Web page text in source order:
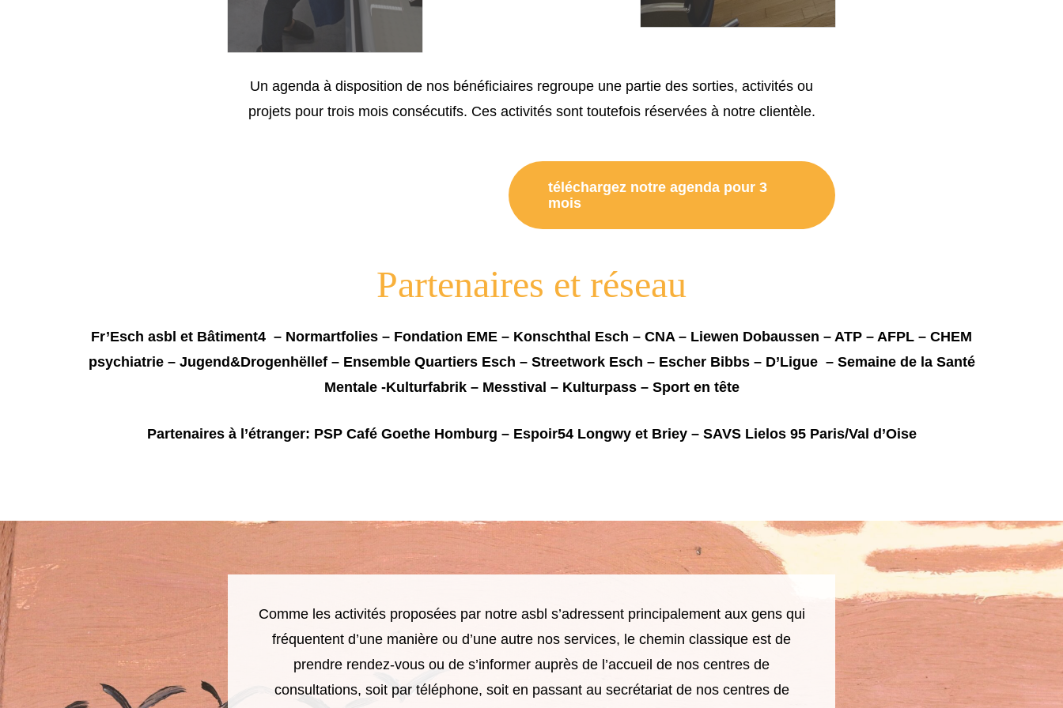
Un agenda à disposition de nos bénéficiaires regroupe une partie des sorties, activités ou
projets pour trois mois consécutifs. Ces activités sont toutefois réservées à notre clientèle.
téléchargez notre agenda pour 3
mois
Partenaires et réseau
Fr’Esch asbl et Bâtiment4 – Normartfolies – Fondation EME – Konschthal Esch – CNA – Liewen Dobaussen – ATP – AFPL – CHEM
psychiatrie – Jugend&Drogenhëllef – Ensemble Quartiers Esch – Streetwork Esch – Escher Bibbs – D’Ligue – Semaine de la Santé
Mentale -Kulturfabrik – Messtival – Kulturpass – Sport en tête
Partenaires à l’étranger: PSP Café Goethe Homburg – Espoir54 Longwy et Briey – SAVS Lielos 95 Paris/Val d’Oise
Comme les activités proposées par notre asbl s’adressent principalement aux gens qui
fréquentent d’une manière ou d’une autre nos services, le chemin classique est de
prendre rendez-vous ou de s’informer auprès de l’accueil de nos centres de
consultations, soit par téléphone, soit en passant au secrétariat de nos centres de